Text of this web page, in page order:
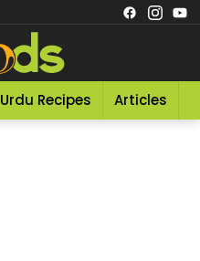
Urdu Recipes Articles